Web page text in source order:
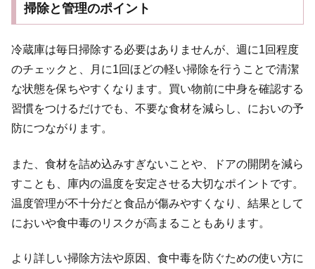
掃除と管理のポイント
冷蔵庫は毎日掃除する必要はありませんが、週に1回程度
のチェックと、月に1回ほどの軽い掃除を行うことで清潔
な状態を保ちやすくなります。買い物前に中身を確認する
習慣をつけるだけでも、不要な食材を減らし、においの予
防につながります。
また、食材を詰め込みすぎないことや、ドアの開閉を減ら
すことも、庫内の温度を安定させる大切なポイントです。
温度管理が不十分だと食品が傷みやすくなり、結果として
においや食中毒のリスクが高まることもあります。
より詳しい掃除方法や原因、食中毒を防ぐための使い方に